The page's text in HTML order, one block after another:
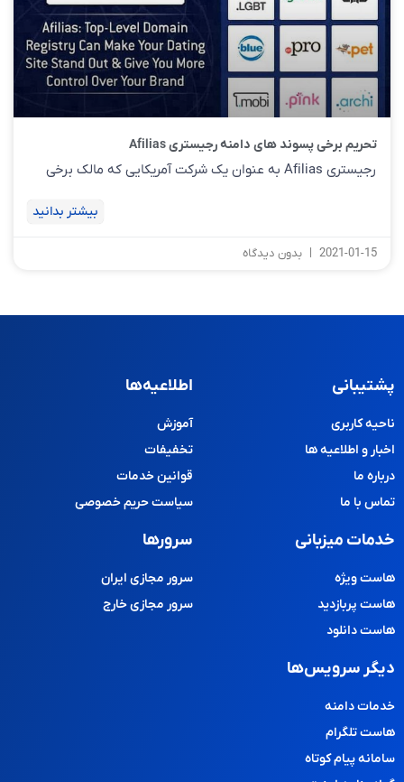
تحریم برخی پسوند های دامنه رجیستری Afilias
رجیستری Afilias به عنوان یک شرکت آمریکایی که مالک برخی
بیشتر بدانید
2021-01-15 بدون دیدگاه
پشتیبانی
ناحیه کاربری
اخبار و اطلاعیه ها
درباره ما
تماس با ما
اطلاعیه‌ها
آموزش
تخفیفات
قوانین خدمات
سیاست حریم خصوصی
خدمات میزبانی
هاست ویژه
هاست پربازدید
هاست دانلود
سرورها
سرور مجازی ایران
سرور مجازی خارج
دیگر سرویس‌ها
خدمات دامنه
هاست تلگرام
سامانه پیام کوتاه